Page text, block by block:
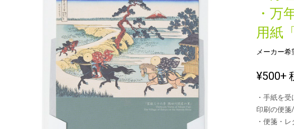
新製品一覧
・万
用紙
メーカー
¥500+
・手紙を
印刷の便
・便箋・